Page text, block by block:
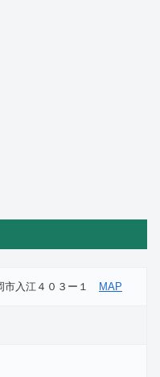
市入江４０３ー１ MAP